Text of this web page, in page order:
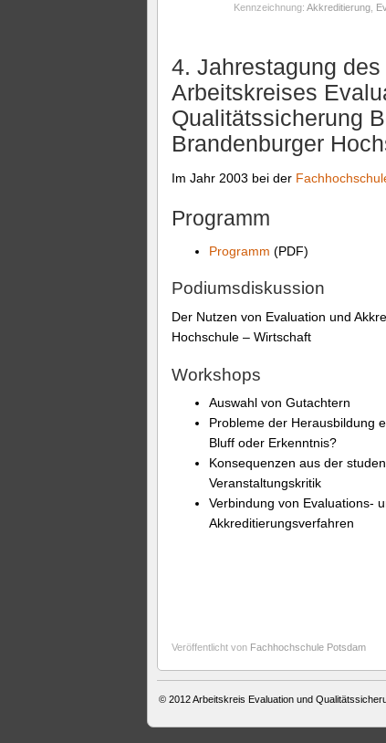
Kennzeichnung: Akkreditierung
4. Jahrestagung des
Arbeitskreises
Qualitätssicherung
Brandenburger
Im Jahr 2003 bei der
Programm
Programm (PDF)
Podiumsdiskussion
Der Nutzen von Evaluation und
Hochschule – Wirtschaft
Workshops
Auswahl von Gutachtern
Probleme der Herausbildung
Bluff oder Erkenntnis?
Konsequenzen aus der
Veranstaltungskritik
Verbindung von Evaluations-
Akkreditierungsverfahren
Veröffentlicht von Fachhochschule Potsdam
© 2012Arbeitskreis Evaluation und